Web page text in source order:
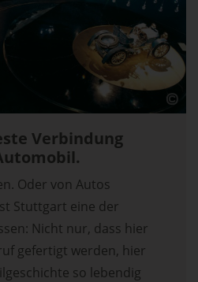
Verbindung
Oder von Autos
Stuttgart eine der
Nicht nur, dass hier
gefertigt werden, hier
so lebendig